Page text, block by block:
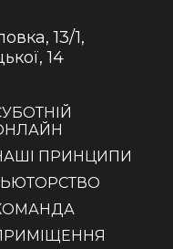
ПРИНЦИПИ
13/1,
14